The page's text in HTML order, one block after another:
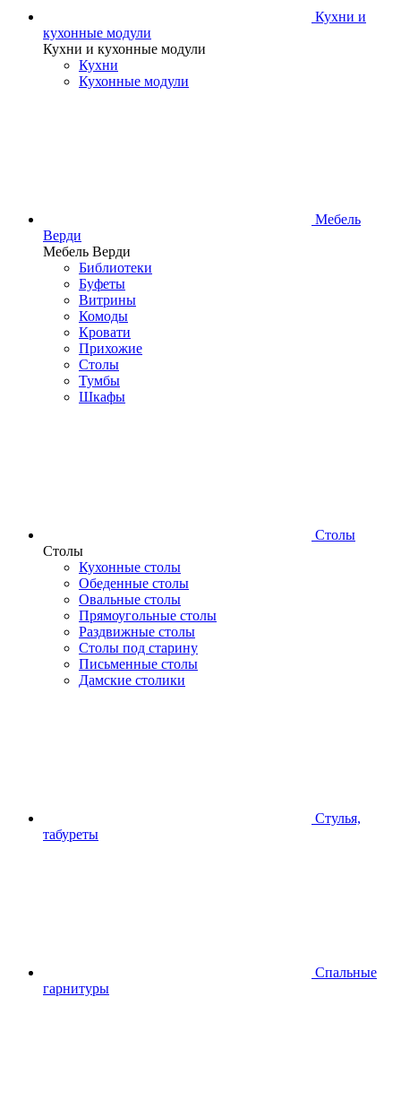
Кухни и
кухонные модули
Кухни и кухонные модули
Кухни
Кухонные модули
Мебель
Верди
Мебель Верди
Библиотеки
Буфеты
Витрины
Комоды
Кровати
Прихожие
Столы
Тумбы
Шкафы
Столы
Столы
Кухонные столы
Обеденные столы
Овальные столы
Прямоугольные столы
Раздвижные столы
Столы под старину
Письменные столы
Дамские столики
Стулья,
табуреты
Спальные
гарнитуры